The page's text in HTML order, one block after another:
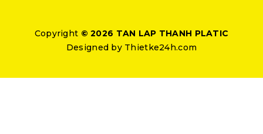
Copyright © 2026 TAN LAP THANH PLATIC
Designed by Thietke24h.com